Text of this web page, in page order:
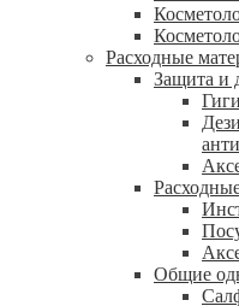
Расходные
Защита и
Общие